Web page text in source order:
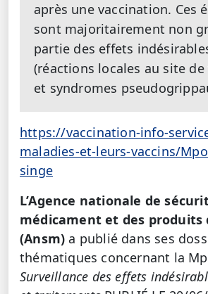
après une vaccination. Ces
sont majoritairement non
partie des effets
(réactions locales au site
et syndromes
https://vaccination-info-
maladies-et-leurs-vaccins/
singe
L’Agence nationale de
médicament et des produits
(Ansm) a publié dans ses
thématiques concernant la
Surveillance des effets